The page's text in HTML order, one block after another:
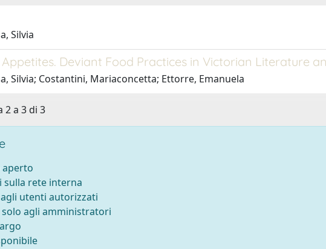
Silvia
Deviant Food Practices in Victorian Literature
Silvia; Costantini, Mariaconcetta; Ettorre, Emanuela
a 3 di 3
aperto
sulla rete interna
utenti autorizzati
agli amministratori